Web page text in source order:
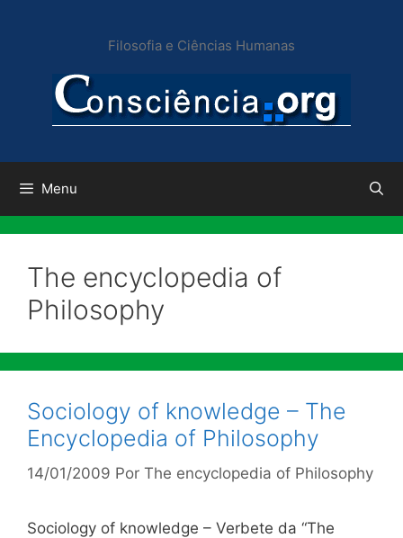
conteúdo
Filosofia e Ciências Humanas
Menu
The encyclopedia of
Philosophy
Sociology of knowledge – The
Encyclopedia of Philosophy
14/01/2009 Por The encyclopedia of Philosophy
Sociology of knowledge – Verbete da “The